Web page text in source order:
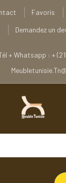
Favoris
Demandez un
+ Whatsapp : +